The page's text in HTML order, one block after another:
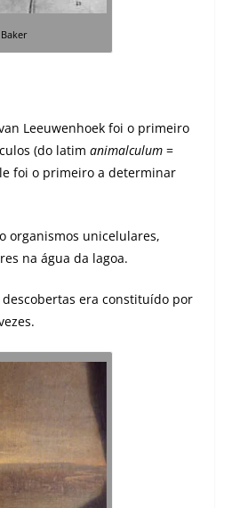
Leeuwenhoek foi o primeiro
(do latim animalculum =
foi o primeiro a determinar
organismos unicelulares,
na água da lagoa.
era constituído por